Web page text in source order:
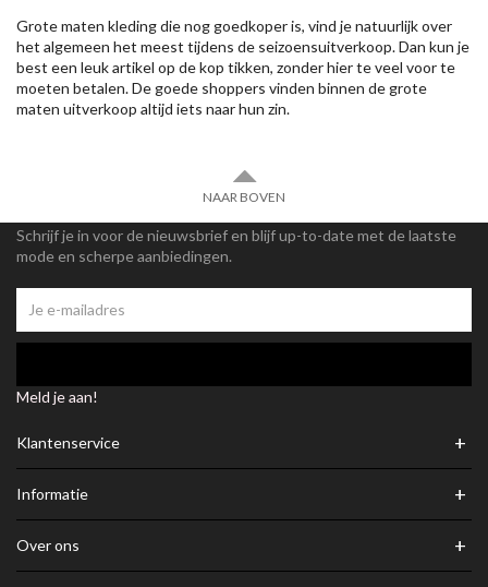
Grote maten kleding die nog goedkoper is, vind je natuurlijk over
het algemeen het meest tijdens de seizoensuitverkoop. Dan kun je
best een leuk artikel op de kop tikken, zonder hier te veel voor te
moeten betalen. De goede shoppers vinden binnen de grote
maten uitverkoop altijd iets naar hun zin.
NAAR BOVEN
Schrijf je in voor de nieuwsbrief en blijf up-to-date met de laatste
mode en scherpe aanbiedingen.
Meld je aan!
Klantenservice +
Informatie +
Over ons +